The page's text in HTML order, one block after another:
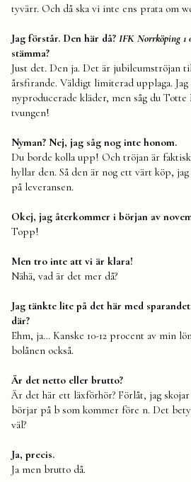
tyvärr. Och då ska vi inte ens prata om
Jag förstår. Den här då? IFK Norrköping 1
stämma?
Just det. Den ja. Det är jubileumströjan
årsfirande. Väldigt limiterad upplaga.
nyproducerade kläder, men såg du Totte
tvungen!
Nyman? Nej, jag såg nog inte honom.
Du borde kolla upp! Och tröjan är
hyllar den. Så den är nog ett värt köp,
på leveransen.
Okej, jag återkommer i början av
Topp!
Men tro inte att vi är klara!
Nähä, vad är det mer då?
Jag tänkte lite på det här med
där?
Ehm, ja… Kanske 10-12 procent av min
bolånen också.
Är det netto eller brutto?
Är det här ett läxförhör? Förlåt, jag
börjar på b som kommer före n. Det
väl?
Ja, precis.
Ja men brutto då.